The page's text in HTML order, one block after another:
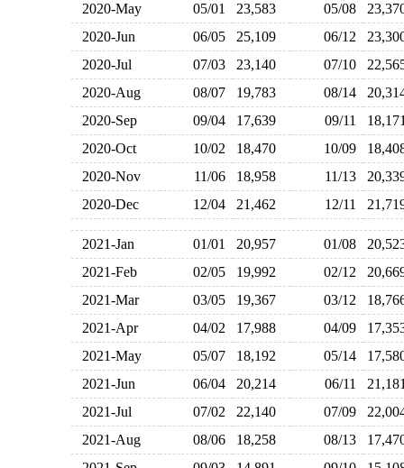
2020-May
05/01 23,583 05/08
2020-Jun
06/05 25,109 06/12
2020-Jul
07/03 23,140 07/10
2020-Aug
08/07 19,783 08/14
2020-Sep
09/04 17,639 09/11
2020-Oct
10/02 18,470 10/09
2020-Nov
11/06 18,958 11/13
2020-Dec
12/04 21,462 12/11
2021-Jan 01/01 20,957 01/08
2021-Feb
02/05 19,992 02/12
2021-Mar
03/05 19,367 03/12
2021-Apr
04/02 17,988 04/09
2021-May
05/07 18,192 05/14
2021-Jun
06/04 20,214 06/11
2021-Jul
07/02 22,140 07/09
2021-Aug
08/06 18,258 08/13